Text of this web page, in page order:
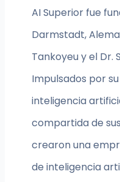
AI Superior fue
Darmstadt,
Tankoyeu y el Dr.
Impulsados por
inteligencia
compartida de
crearon una
de inteligencia